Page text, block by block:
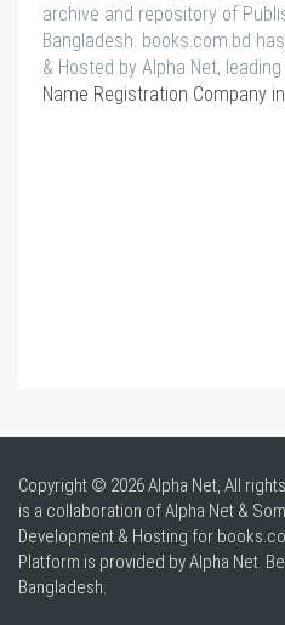
archive and repository of
Bangladesh. books.com.bd
& Hosted by Alpha Net, leading
Name Registration Company
Copyright © 2026 Alpha Net, All
is a collaboration of Alpha Net &
Development & Hosting for
Platform is provided by Alpha Net.
Bangladesh.